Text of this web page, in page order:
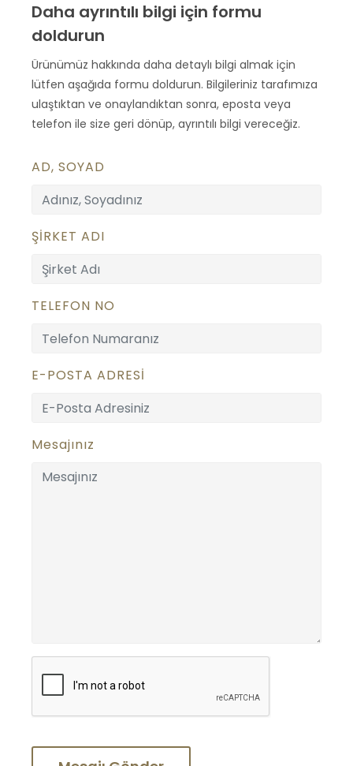
Daha ayrıntılı bilgi için formu
doldurun
Ürünümüz hakkında daha detaylı bilgi almak için
lütfen aşağıda formu doldurun. Bilgileriniz tarafımıza
ulaştıktan ve onaylandıktan sonra, eposta veya
telefon ile size geri dönüp, ayrıntılı bilgi vereceğiz.
AD, SOYAD
ŞİRKET ADI
TELEFON NO
E-POSTA ADRESİ
Mesajınız